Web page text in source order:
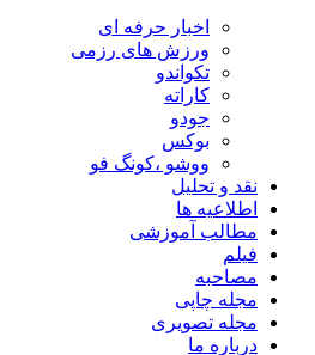
اخبار حرفه ای
ورزش های رزمی
تکواندو
کاراته
جودو
بوکس
ووشو ،کونگ فو
نقد و تحلیل
اطلاعیه ها
مطالب آموزشی
فیلم
مصاحبه
مجله چاپی
مجله تصویری
درباره ما